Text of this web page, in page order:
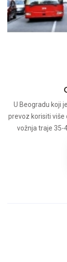
U Beogradu koji
prevoz korisiti više
vožnja traje 35-